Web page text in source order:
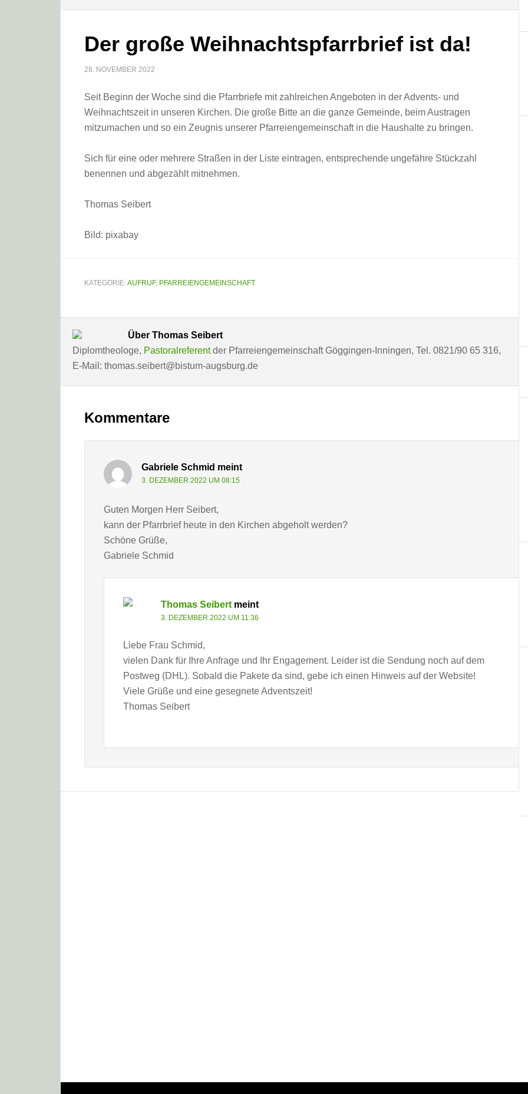
Der große Weihnachtspfarrbrief ist da!
28. NOVEMBER 2022
Seit Beginn der Woche sind die Pfarrbriefe mit zahlreichen Angeboten in der Advents- und
Weihnachtszeit in unseren Kirchen. Die große Bitte an die ganze Gemeinde, beim Austragen
mitzumachen und so ein Zeugnis unserer Pfarreiengemeinschaft in die Haushalte zu bringen.
Sich für eine oder mehrere Straßen in der Liste eintragen, entsprechende ungefähre Stückzahl
benennen und abgezählt mitnehmen.
Thomas Seibert
Bild: pixabay
KATEGORIE:AUFRUF, PFARREIENGEMEINSCHAFT
Über Thomas Seibert
Diplomtheologe, Pastoralreferentder Pfarreiengemeinschaft Göggingen-Inningen, Tel. 0821/90 65 316,
E-Mail: thomas.seibert@bistum-augsburg.de
Interaktionen
Kommentare
Gabriele Schmid meint
3. DEZEMBER 2022 UM 08:15
Guten Morgen Herr Seibert,
kann der Pfarrbrief heute in den Kirchen abgeholt werden?
Schöne Grüße,
Gabriele Schmid
Thomas Seibert meint
3. DEZEMBER 2022 UM 11:36
Liebe Frau Schmid,
vielen Dank für Ihre Anfrage und Ihr Engagement. Leider ist die Sendung noch auf dem
Postweg (DHL). Sobald die Pakete da sind, gebe ich einen Hinweis auf der Website!
Viele Grüße und eine gesegnete Adventszeit!
Thomas Seibert